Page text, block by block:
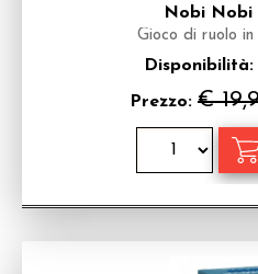
Nobi
Gioco di ruolo
Disponibilità:
Prezzo: €